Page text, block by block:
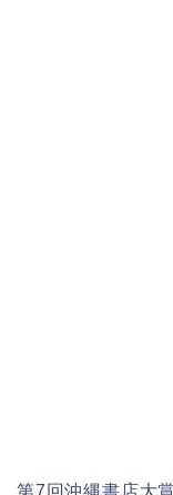
第7回沖縄書店大